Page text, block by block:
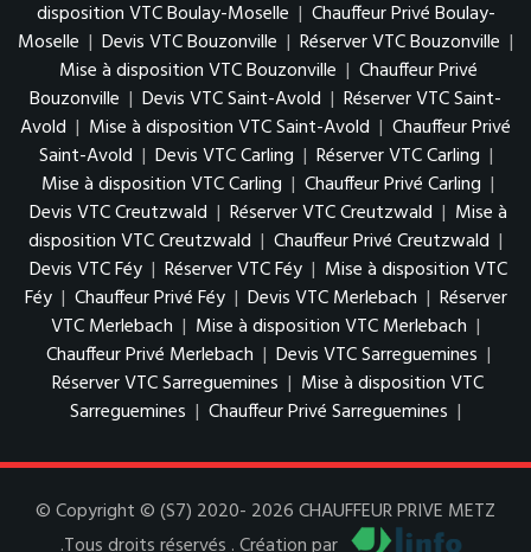
disposition VTC Boulay-Moselle | Chauffeur Privé Boulay-
Moselle | Devis VTC Bouzonville | Réserver VTC Bouzonville |
Mise à disposition VTC Bouzonville | Chauffeur Privé
Bouzonville | Devis VTC Saint-Avold | Réserver VTC Saint-
Avold | Mise à disposition VTC Saint-Avold | Chauffeur Privé
Saint-Avold | Devis VTC Carling | Réserver VTC Carling |
Mise à disposition VTC Carling | Chauffeur Privé Carling |
Devis VTC Creutzwald | Réserver VTC Creutzwald | Mise à
disposition VTC Creutzwald | Chauffeur Privé Creutzwald |
Devis VTC Féy | Réserver VTC Féy | Mise à disposition VTC
Féy | Chauffeur Privé Féy | Devis VTC Merlebach | Réserver
VTC Merlebach | Mise à disposition VTC Merlebach |
Chauffeur Privé Merlebach | Devis VTC Sarreguemines |
Réserver VTC Sarreguemines | Mise à disposition VTC
Sarreguemines | Chauffeur Privé Sarreguemines |
© Copyright © (S7) 2020- 2026 CHAUFFEUR PRIVE METZ